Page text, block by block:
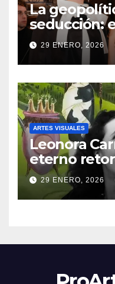
La
seducción:
como el
mundo
29 ENERO, 2026
ARTES VISUALES
Leonora
eterno
a la capital
29 ENERO, 2026